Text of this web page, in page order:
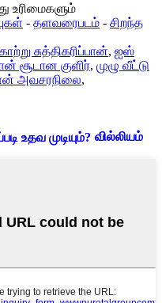
உரிமைகளும்
- தளவரைபடம் - சிறந்த
சுத்திகரிப்பான், ஐஸ்
சூடான குளிர், முழு வீட்டு
அவசரநிலை,
வில்லியம்